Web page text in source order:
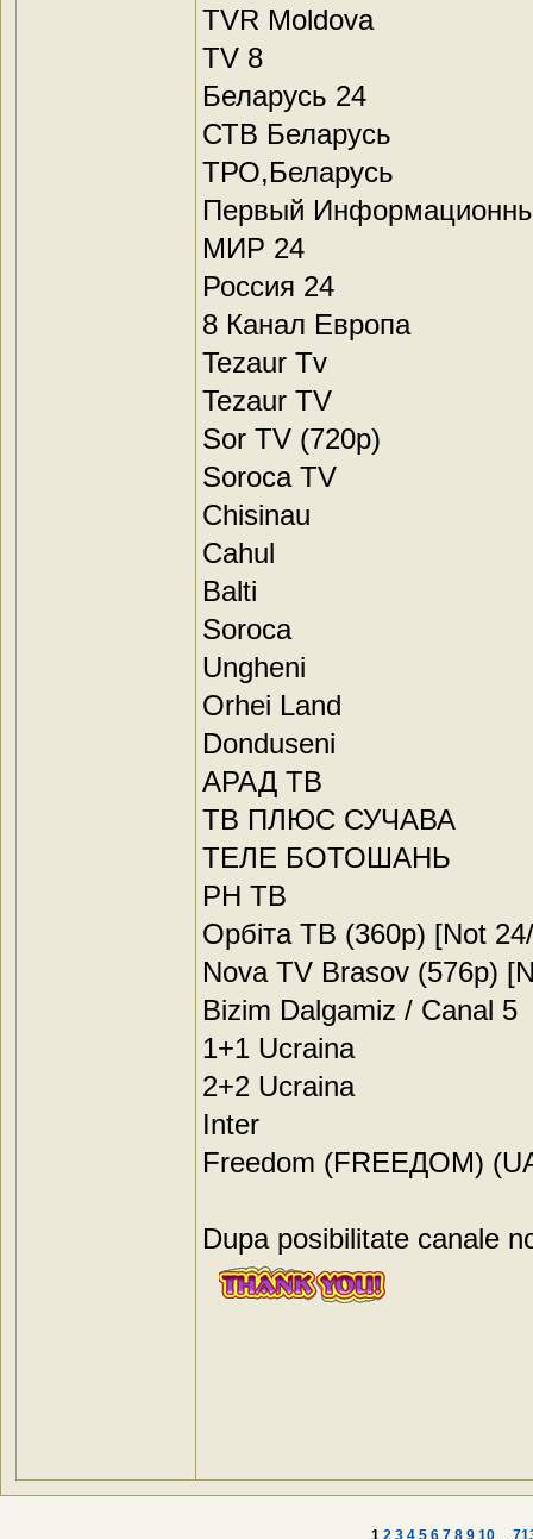
TVR Moldova
TV 8
Беларусь 24
СТВ Беларусь
ТРО,Беларусь
Первый
МИР 24
Россия 24
8 Канал Европа
Tezaur Tv
Tezaur TV
Sor TV (720p)
Soroca TV
Chisinau
Cahul
Balti
Soroca
Ungheni
Orhei Land
Donduseni
АРАД ТВ
ТВ ПЛЮС СУЧАВА
ТЕЛЕ БОТОШАНЬ
РН ТВ
Орбіта ТВ (360p) [Not
Nova TV Brasov (576p)
Bizim Dalgamiz / Canal 5
1+1 Ucraina
2+2 Ucraina
Inter
Freedom (FREEДOM)
Dupa posibilitate canale